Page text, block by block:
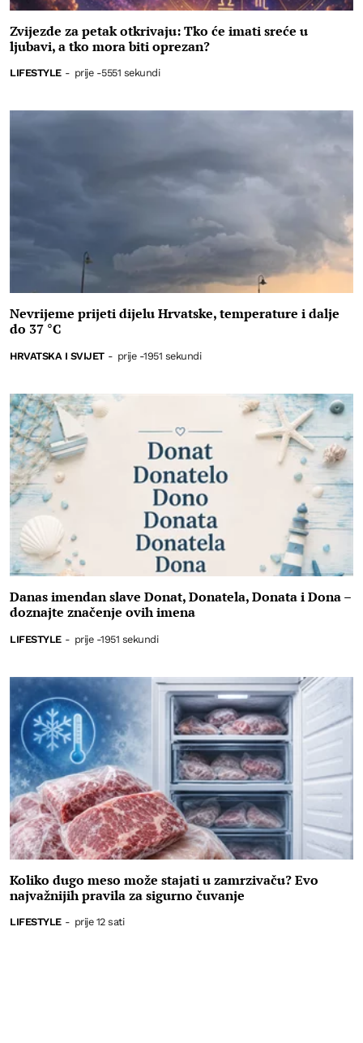
Zvijezde za petak otkrivaju: Tko će imati sreće u
ljubavi, a tko mora biti oprezan?
LIFESTYLE - prije -5551 sekundi
Nevrijeme prijeti dijelu Hrvatske, temperature i dalje
do 37 °C
HRVATSKA I SVIJET - prije -1951 sekundi
Danas imendan slave Donat, Donatela, Donata i Dona –
doznajte značenje ovih imena
LIFESTYLE - prije -1951 sekundi
Koliko dugo meso može stajati u zamrzivaču? Evo
najvažnijih pravila za sigurno čuvanje
LIFESTYLE - prije 12 sati